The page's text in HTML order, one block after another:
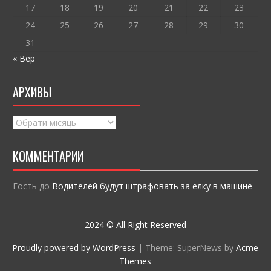
17
18 19 20 21 22
23
24
25 26 27 28 29
30
31
« Вер
АРХИВЫ
Архивы
КОММЕНТАРИИ
Гость до Водителей будут штрафовать за елку в машине
2024 © All Right Reserved
Proudly powered by WordPress | Theme: SuperNews byAcme
Themes